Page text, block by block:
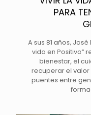
PARA
A sus 81 años,
vida en Positivo”
bienestar, el
recuperar el
puentes entre